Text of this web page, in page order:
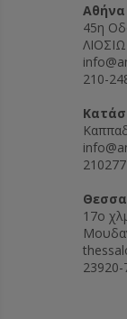
Αθήνα
45η
210-
17ο
23920-